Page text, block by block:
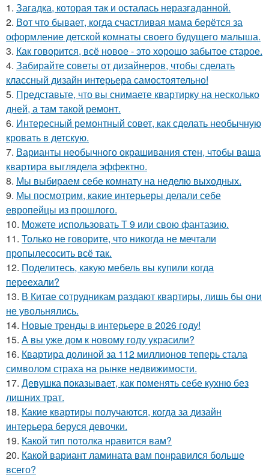
1. Загадка, которая так и осталась неразгаданной.
2. Вот что бывает, когда счастливая мама берётся за
оформление детской комнаты своего будущего малыша.
3. Как говорится, всё новое - это хорошо забытое старое.
4. Забирайте советы от дизайнеров, чтобы сделать
классный дизайн интерьера самостоятельно!
5. Представьте, что вы снимаете квартирку на несколько
дней, а там такой ремонт.
6. Интересный ремонтный совет, как сделать необычную
кровать в детскую.
7. Варианты необычного окрашивания стен, чтобы ваша
квартира выглядела эффектно.
8. Мы выбираем себе комнату на неделю выходных.
9. Мы посмотрим, какие интерьеры делали себе
европейцы из прошлого.
10. Можете использовать Т 9 или свою фантазию.
11. Только не говорите, что никогда не мечтали
пропылесосить всё так.
12. Поделитесь, какую мебель вы купили когда
переехали?
13. В Китае сотрудникам раздают квартиры, лишь бы они
не увольнялись.
14. Новые тренды в интерьере в 2026 году!
15. А вы уже дом к новому году украсили?
16. Квартира долиной за 112 миллионов теперь стала
символом страха на рынке недвижимости.
17. Девушка показывает, как поменять себе кухню без
лишних трат.
18. Какие квартиры получаются, когда за дизайн
интерьера беруся девочки.
19. Какой тип потолка нравится вам?
20. Какой вариант ламината вам понравился больше
всего?